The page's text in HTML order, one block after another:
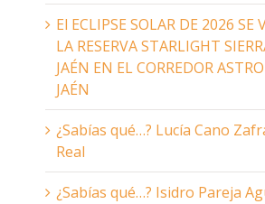
El ECLIPSE SOLAR DE 2026 SE
LA RESERVA STARLIGHT
JAÉN EN EL CORREDOR
JAÉN
¿Sabías qué…? Lucía Cano
Real
¿Sabías qué…? Isidro Pareja